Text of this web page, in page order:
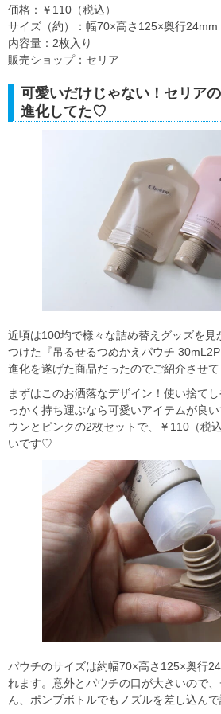
価格：￥110（税込）
サイズ（約）：幅70×高さ125×奥行24mm
内容量：2枚入り
販売ショップ：セリア
可愛いだけじゃない！セリア
進化してた♡
近頃は100均で様々な詰め替えグッズを見
つけた『吊るせるつめかえパウチ
進化を遂げた商品だったのでご紹介させて
まずはこのお洒落なデザイン！使い捨て
っかく持ち運ぶなら可愛いアイテムが良
ウンとピンクの2枚セットで、￥110（税
いです♡
パウチのサイズは約幅70×高さ125×奥行
れます。意外とパウチの口が大きいので
ん、ポンプボトルでもノズルを差し込ん